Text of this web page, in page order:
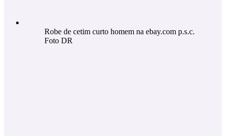
Robe de cetim curto homem na ebay.com p.s.c.
Foto DR